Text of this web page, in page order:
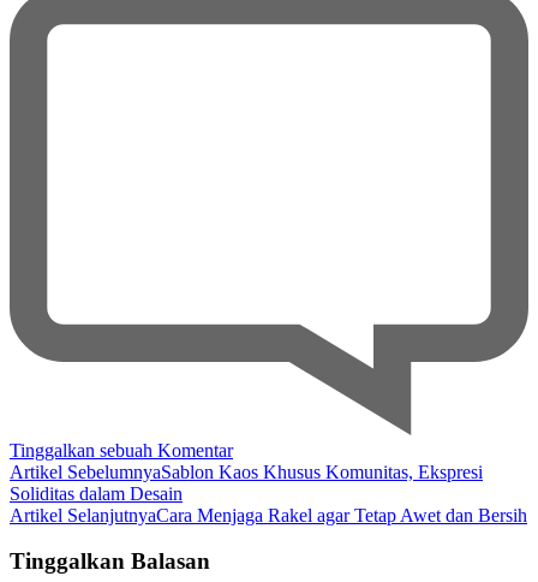
Tinggalkan sebuah Komentarpada
Jenis
Digital
Navigasi
Artikel
Artikel SebelumnyaSablon Kaos Khusus Komunitas, Ekspresi
Soliditas dalam Desain
Artikel SelanjutnyaCara Menjaga Rakel agar Tetap Awet dan Bersih
Tinggalkan Balasan